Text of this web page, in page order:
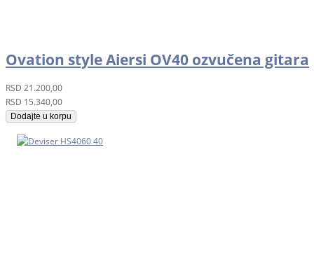
Ovation style Aiersi OV40 ozvučena gitara
RSD 21.200,00
RSD 15.340,00
Dodajte u korpu